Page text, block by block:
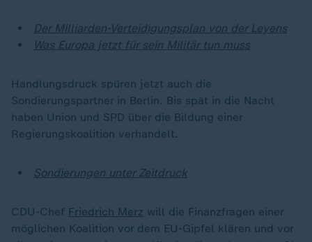
Der Milliarden-Verteidigungsplan von der Leyens
Was Europa jetzt für sein Militär tun muss
Handlungsdruck spüren jetzt auch die
Sondierungspartner in Berlin. Bis spät in die Nacht
haben Union und SPD über die Bildung einer
Regierungskoalition verhandelt.
Sondierungen unter Zeitdruck
CDU-Chef Friedrich Merz will die Finanzfragen einer
möglichen Koalition vor dem EU-Gipfel klären und vor